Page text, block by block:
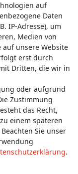
auf
Daten
IP-Adresse), um
Medien von
unsere Website
erst durch
Dritten, die wir in
oder aufgrund
Zustimmung
das Recht,
einem späteren
Sie unser
.